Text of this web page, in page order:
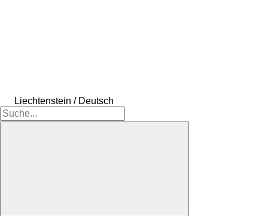
Liechtenstein / Deutsch